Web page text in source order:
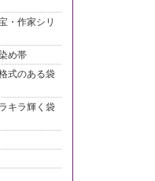
・作家シリ
め帯
式のある袋
キラ輝く袋